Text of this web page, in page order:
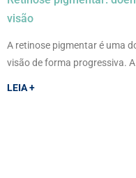
visão
A retinose pigmentar é uma
visão de forma progressiva.
LEIA +